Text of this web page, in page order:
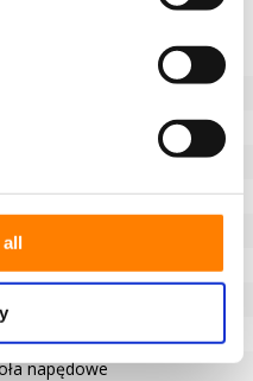
all
zgodny z DIN 6885 JS9
napędowe